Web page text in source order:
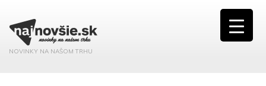
NOVINKY NA NAŠOM TRHU